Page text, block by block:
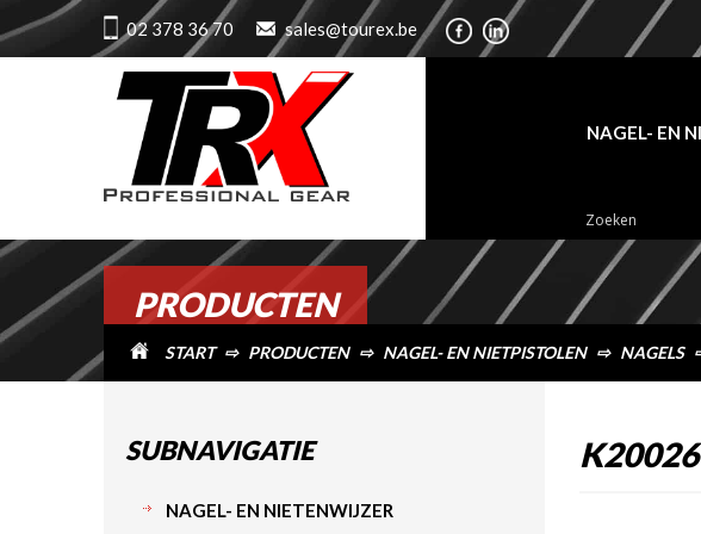
PRODUCTEN
START ⇨ PRODUCTEN ⇨ NAGEL- EN NIETPISTOLEN ⇨ NAGELS
02 378 36 70 sales@tourex.be
NAGEL- EN
SUBNAVIGATIE
NAGEL- EN NIETENWIJZER